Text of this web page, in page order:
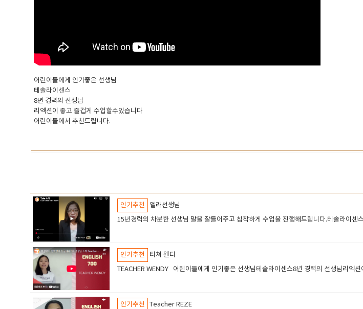
어린이들에게 인기좋은 선생님
테솔라이센스
8년 경력의 선생님
리엑션이 좋고 즐겁게 수업할수있습니다
어린이들에서 추천드립니다.
인기추천
엘라선생님
15년경력의 차분한 선생님 말을 잘들어주고 침착하게 수업을 진행해드립니다.테솔라이
인기추천
티쳐 웬디
TEACHER WENDY 어린이들에게 인기좋은 선생님테솔라이센스8년 경력의 선
인기추천
Teacher REZE